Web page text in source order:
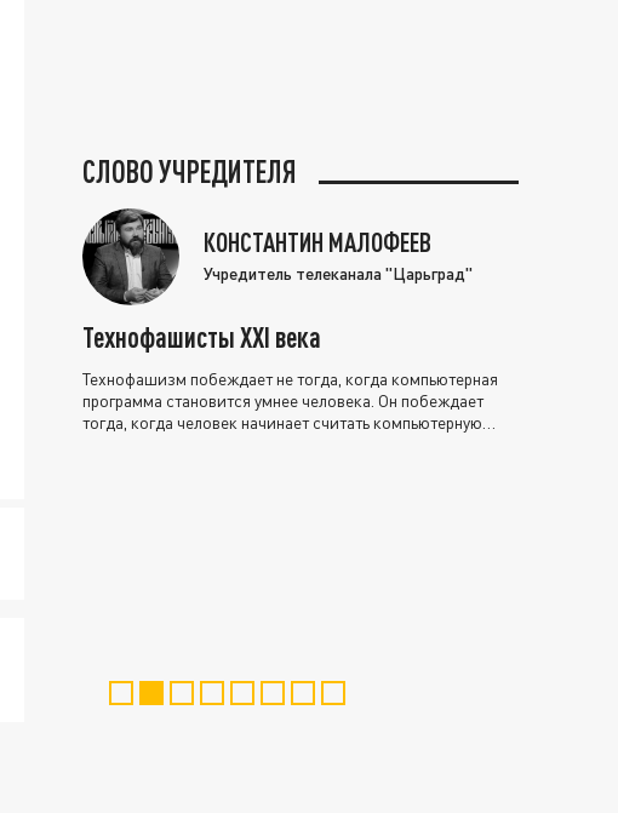
СЛОВО УЧРЕДИТЕЛЯ
КОНСТАНТИН МАЛОФЕЕВ
Учредитель телеканала "Царьград"
Технофашисты XXI века
Технофашизм побеждает не тогда, когда компьютерная
программа становится умнее человека. Он побеждает
тогда, когда человек начинает считать компьютерную